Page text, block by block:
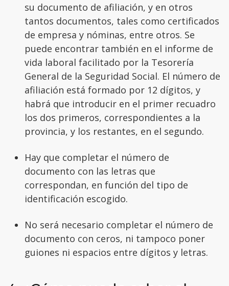
su documento de afiliación, y en otros
tantos documentos, tales como certificados
de empresa y nóminas, entre otros. Se
puede encontrar también en el informe de
vida laboral facilitado por la Tesorería
General de la Seguridad Social. El número de
afiliación está formado por 12 dígitos, y
habrá que introducir en el primer recuadro
los dos primeros, correspondientes a la
provincia, y los restantes, en el segundo.
Hay que completar el número de
documento con las letras que
correspondan, en función del tipo de
identificación escogido.
No será necesario completar el número de
documento con ceros, ni tampoco poner
guiones ni espacios entre dígitos y letras.